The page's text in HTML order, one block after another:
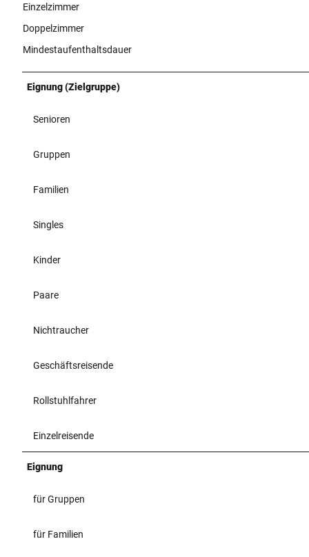
Einzelzimmer
Doppelzimmer
Mindestaufenthaltsdauer
Eignung (Zielgruppe)
Senioren
Gruppen
Familien
Singles
Kinder
Paare
Nichtraucher
Geschäftsreisende
Rollstuhlfahrer
Einzelreisende
Eignung
für Gruppen
für Familien